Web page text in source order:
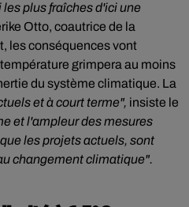
plus fraîches d'ici une
Otto, coautrice de la
les conséquences vont
grimpera au moins
du système climatique. La
et à court terme", insiste le
et l'ampleur des mesures
les projets actuels, sont
changement climatique".